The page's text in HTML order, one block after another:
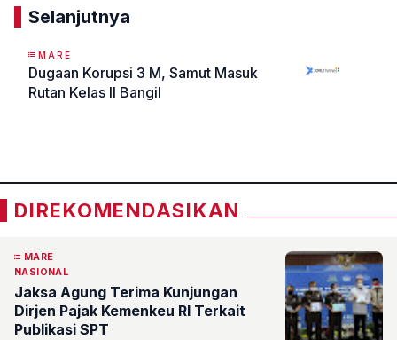
Selanjutnya
MARE
Dugaan Korupsi 3 M, Samut Masuk
Rutan Kelas II Bangil
DIREKOMENDASIKAN
MARE
NASIONAL
Jaksa Agung Terima Kunjungan
Dirjen Pajak Kemenkeu RI Terkait
Publikasi SPT